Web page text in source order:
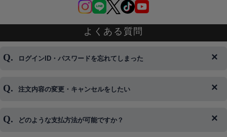
よくある質問
ログインID・パスワードを忘れてしまった
◆下記ページより、ログインIDの変更が可能です。
注文内容の変更・キャンセルをしたい
◆即日発送を行なっている関係上、午後以降のご連絡やキャンセル
どのような支払方法が可能ですか？